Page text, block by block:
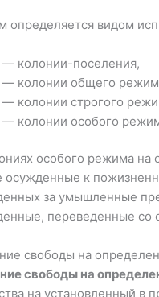
определяется видом
— колонии-поселения,
— колонии общего
— колонии строгого
— колонии особого
особого режима на
осужденные к
за умышленные
переведенные со
свободы на
свободы на
на установленный в